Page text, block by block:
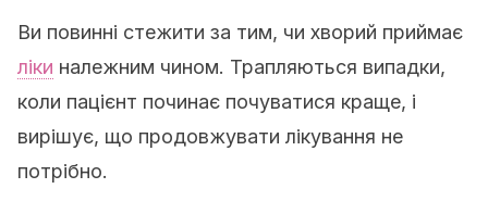
Ви повинні стежити за тим, чи хворий приймає
ліки належним чином. Трапляються випадки,
коли пацієнт починає почуватися краще, і
вирішує, що продовжувати лікування не
потрібно.